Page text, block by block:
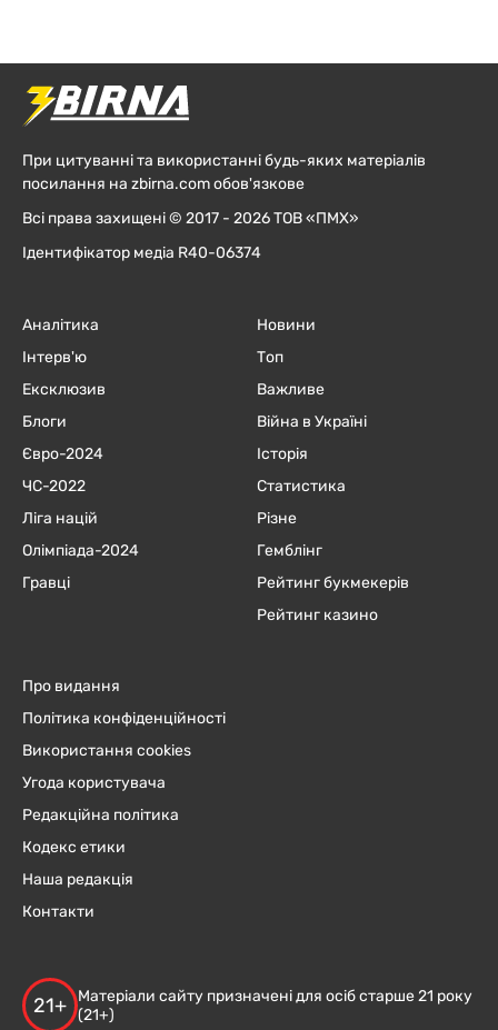
При цитуванні та використанні будь-яких матеріалів
посилання на zbirna.com обов'язкове
Всі права захищені © 2017 - 2026 ТОВ «ПМХ»
Ідентифікатор медіа R40-06374
Аналітика
Інтерв'ю
Ексклюзив
Блоги
Євро-2024
ЧC-2022
Ліга націй
Олімпіада-2024
Гравці
Новини
Топ
Важливе
Війна в Україні
Історія
Статистика
Різне
Гемблінг
Рейтинг букмекерів
Рейтинг казино
Про видання
Політика конфіденційності
Використання cookies
Угода користувача
Редакційна політика
Кодекс етики
Наша редакція
Контакти
21+
Матеріали сайту призначені для осіб старше 21 року
(21+)